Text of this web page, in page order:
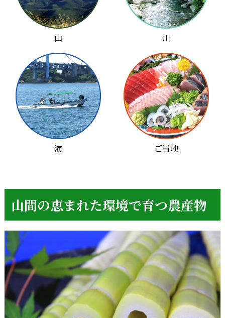
山 川
海 ご当地
山間の恵まれた環境で育つ農産物